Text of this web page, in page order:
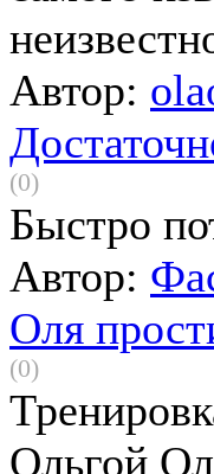
Автор:
(0)
Быстро
Автор:
Оля
(0)
Ольгой